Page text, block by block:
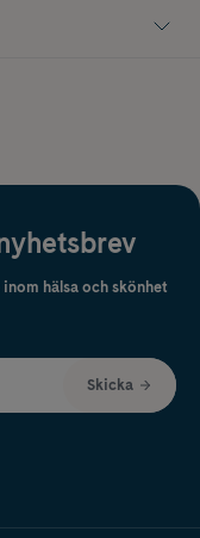
hälsa och skönhet
Skicka